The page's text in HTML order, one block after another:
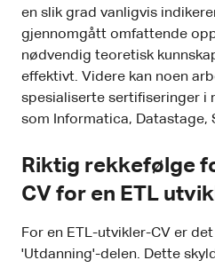
en slik grad vanligvis
gjennomgått omfattende
nødvendig teoretisk
effektivt. Videre kan noen
spesialiserte sertifiseringer i
som Informatica, Datastage,
Riktig rekkefølge
CV for en ETL
For en ETL-utvikler-CV er
'Utdanning'-delen. Dette